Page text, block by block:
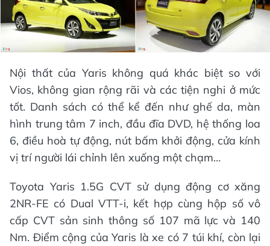
Nội thất của Yaris không quá khác biệt so với
Vios, không gian rộng rãi và các tiện nghi ở mức
tốt. Danh sách có thể kể đến như ghế da, màn
hình trung tâm 7 inch, đầu đĩa DVD, hệ thống loa
6, điều hoà tự động, nút bấm khởi động, cửa kính
vị trí người lái chỉnh lên xuống một chạm…
Toyota Yaris 1.5G CVT sử dụng động cơ xăng
2NR-FE có Dual VTT-i, kết hợp cùng hộp số vô
cấp CVT sản sinh thông số 107 mã lực và 140
Nm. Điểm cộng của Yaris là xe có 7 túi khí, còn lại